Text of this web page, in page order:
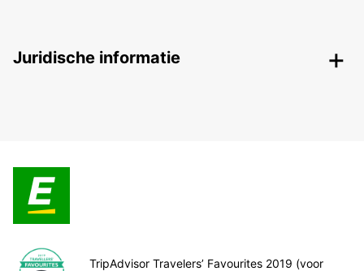
Juridische informatie
TripAdvisor Travelers’ Favourites 2019 (voor